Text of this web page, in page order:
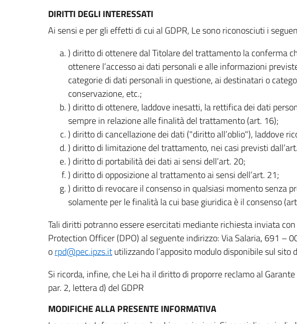
DIRITTI DEGLI INTERESSATI
Ai sensi e per gli effetti di cui al GDPR, Le sono riconosciuti i
) diritto di ottenere dal Titolare del trattamento la conferma
ottenere l’accesso ai dati personali e alle informazioni
categorie di dati personali in questione, ai destinatari o
conservazione, etc.;
) diritto di ottenere, laddove inesatti, la rettifica dei dati
sempre in relazione alle finalità del trattamento (art. 16);
) diritto di cancellazione dei dati ("diritto all’oblio"), laddove
) diritto di limitazione del trattamento, nei casi previsti
) diritto di portabilità dei dati ai sensi dell’art. 20;
) diritto di opposizione al trattamento ai sensi dell’art. 21;
) diritto di revocare il consenso in qualsiasi momento senza
solamente per le finalità la cui base giuridica è il consenso
Tali diritti potranno essere esercitati mediante richiesta inviata
Protection Officer (DPO) al seguente indirizzo: Via Salaria, 691 –
orpd@pec.ipzs.itutilizzando l’apposito modulo disponibile sul
Si ricorda, infine, che Lei ha il diritto di proporre reclamo al
par. 2, lettera d) del GDPR
MODIFICHE ALLA PRESENTE INFORMATIVA